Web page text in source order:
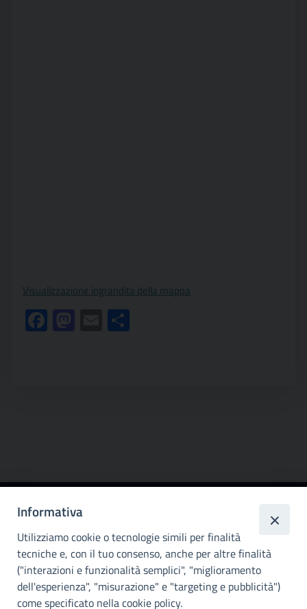
Visualizzazione ingrandita della mappa
Facebook
Mastodon
Email
Città
metropolitana di
Palermo
INFO E CONTATTI
I nostri canali social
Informativa
Utilizziamo cookie o tecnologie simili per finalità
tecniche e, con il tuo consenso, anche per altre finalità
("interazioni e funzionalità semplici", "miglioramento
dell'esperienza", "misurazione" e "targeting e pubblicità")
come specificato nella cookie policy.